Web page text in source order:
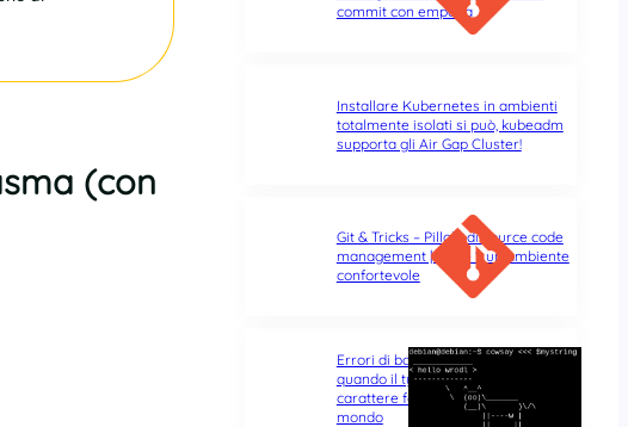
(con
commit con empatia
Installare Kubernetes in ambienti
totalmente isolati si può, kubeadm
supporta gli Air Gap Cluster!
Git & Tricks – Pillole di source code
management | Parte 1: un ambiente
confortevole
Errori di battitura nel terminale:
quando il typo di un singolo
carattere fa tutta la differenza del
mondo